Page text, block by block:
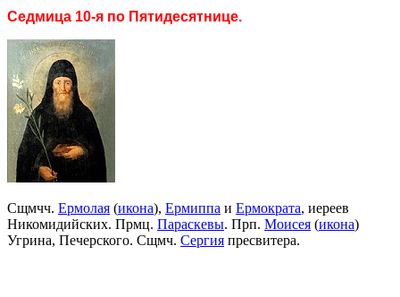
Седмица 10-я по Пятидесятнице.
Сщмчч. Ермолая (икона), Ермиппа и Ермократа, иереев
Никомидийских. Прмц. Параскевы. Прп. Моисея (икона)
Угрина, Печерского. Сщмч. Сергия пресвитера.